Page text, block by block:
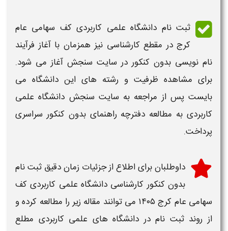
ثبت نام دانشگاه علمی کاربردی کف سهامی عام
کرج در مقطع کارشناسی نیز همزمان با آغاز فرآیند
نام نویسی بدون کنکور در سایت سنجش آغاز می شود.
برای مشاهده ظرفیت و رشته های این دانشگاه می
بایست پس از مراجعه به سایت سنجش دانشگاه علمی
کاربردی به مطالعه دفترچه راهنمای بدون کنکور سراسری
پرداخت.
داوطلبان برای اطلاع از جزئیات زمان دقیق ثبت نام
بدون کنکور کارشناسی دانشگاه علمی کاربردی کف
سهامی عام کرج ۱۴۰۵
می توانند مقاله زیر را مطالعه کرده و
از روند ثبت نام در دانشگاه های علمی کاربردی مطلع